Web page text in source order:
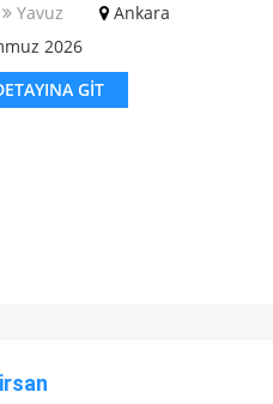
Yavuz
Ankara
2026
GIT